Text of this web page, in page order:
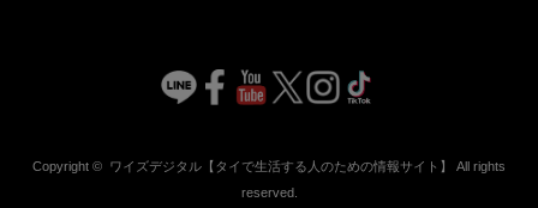
Copyright © ワイズデジタル【タイで生活する人のための情報サイト】
All rights
reserved.